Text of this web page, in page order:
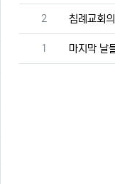
번호
2 침례교회
번호
1 마지막 날